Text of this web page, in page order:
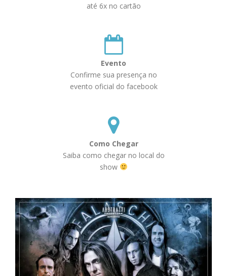
até 6x no cartão
Evento
Confirme sua presença no
evento oficial do facebook
Como Chegar
Saiba como chegar no local do
show